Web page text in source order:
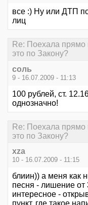
все :) Ну или ДТП
лиц
Re: Поехала прямо
это по Закону?
соль
9 - 16.07.2009 - 11:13
100 рублей, ст.
однозначно!
Re: Поехала прямо
это по Закону?
xza
10 - 16.07.2009 - 11:15
блиин)) а меня как
песня - лишение
интересное -
пункт, где такое